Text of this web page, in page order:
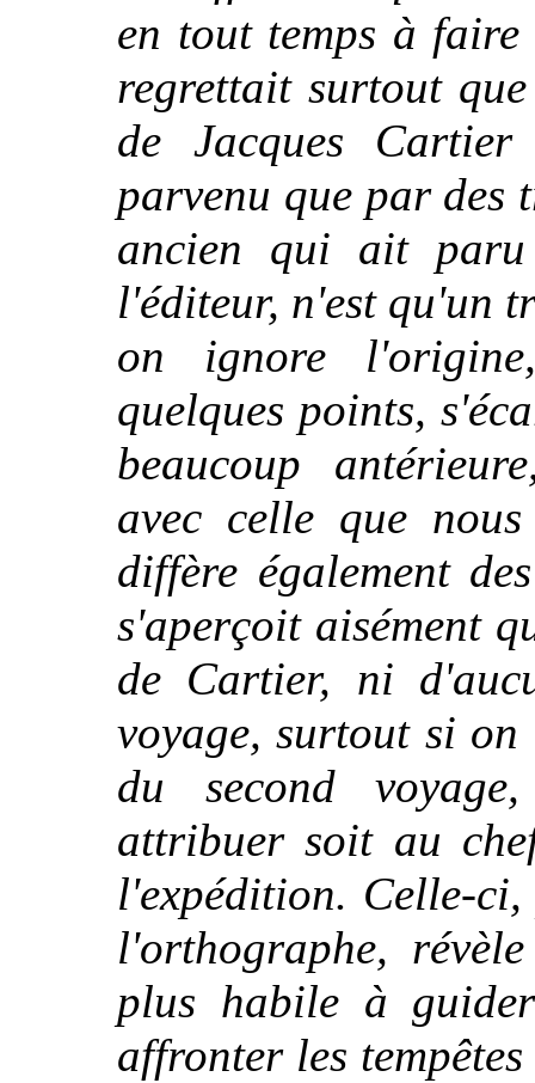
en tout temps à
regrettait surtout
de Jacques
parvenu que par des
ancien qui ait
l'éditeur, n'est qu'un
on ignore
quelques points,
beaucoup
avec celle que
diffère également
s'aperçoit aisément
de Cartier, ni
voyage, surtout si
du second
attribuer soit au
l'expédition. Celle-
l'orthographe,
plus habile à
affronter les